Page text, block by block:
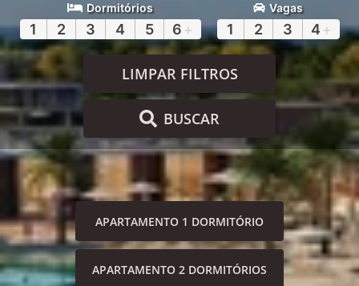
Dormitórios
1 2 3 4 5 6 +
Vagas
1 2 3 4 +
LIMPAR FILTROS
BUSCAR
APARTAMENTO 1 DORMITÓRIO
APARTAMENTO 2 DORMITÓRIOS